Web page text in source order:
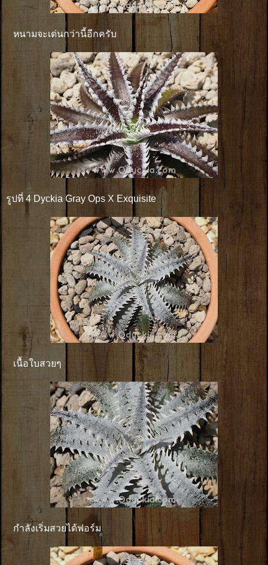
หนามจะเด่นกว่านี้อีกครับ
รูปที่ 4 Dyckia Gray Ops X Exquisite
เนื้อใบสวยๆ
กำลังเริ่มสวยได้ฟอร์ม